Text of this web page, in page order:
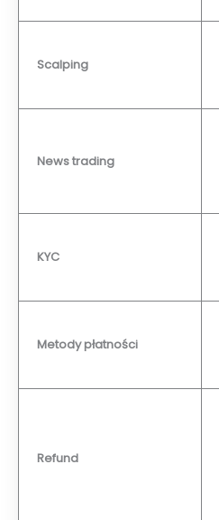
Scalping
News trading
KYC
Metody płatności
Refund